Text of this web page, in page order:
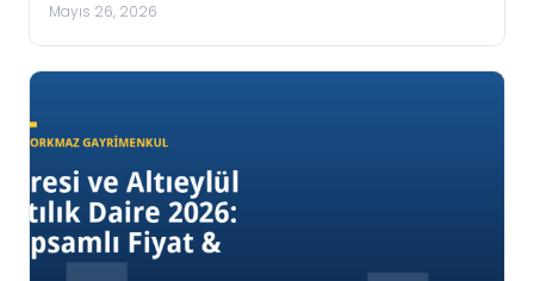
Mayıs 26, 2026